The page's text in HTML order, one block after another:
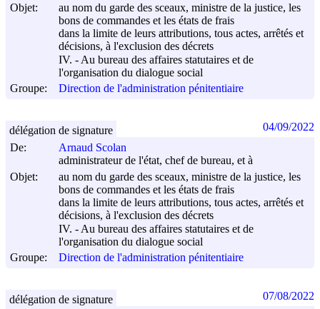
Objet:
au nom du garde des sceaux, ministre de la justice, les
bons de commandes et les états de frais
dans la limite de leurs attributions, tous actes, arrêtés et
décisions, à l'exclusion des décrets
IV. - Au bureau des affaires statutaires et de
l'organisation du dialogue social
Groupe:
Direction de l'administration pénitentiaire
De:
Arnaud Scolan
administrateur de l'état, chef de bureau, et à
Objet:
au nom du garde des sceaux, ministre de la justice, les
bons de commandes et les états de frais
dans la limite de leurs attributions, tous actes, arrêtés et
décisions, à l'exclusion des décrets
IV. - Au bureau des affaires statutaires et de
l'organisation du dialogue social
Groupe:
Direction de l'administration pénitentiaire
délégation de signature 04/09/2022
délégation de signature 07/08/2022